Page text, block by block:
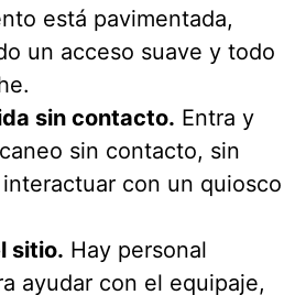
está pavimentada,
un acceso suave y todo
sin contacto. Entra y
sin contacto, sin
con un quiosco
sitio. Hay personal
ayudar con el equipaje,